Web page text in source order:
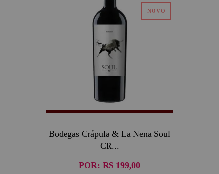
Bodegas Crápula & La Nena Soul
CR...
POR: R$ 199,00